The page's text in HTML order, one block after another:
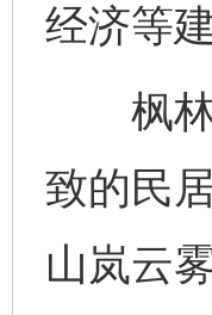
经济等
枫林
致的民
山岚云